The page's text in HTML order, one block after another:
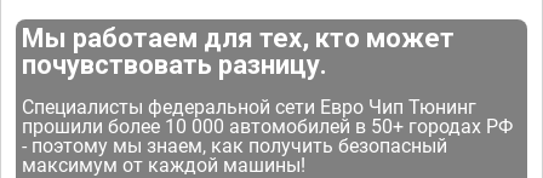
Мы работаем для тех, кто может
почувствовать разницу.
Специалисты федеральной сети Евро Чип Тюнинг
прошили более 10 000 автомобилей в 50+ городах РФ
- поэтому мы знаем, как получить безопасный
максимум от каждой машины!